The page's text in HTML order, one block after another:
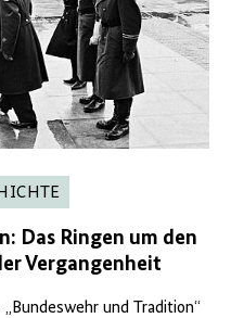
Das Ringen um den
Vergangenheit
und Tradition“